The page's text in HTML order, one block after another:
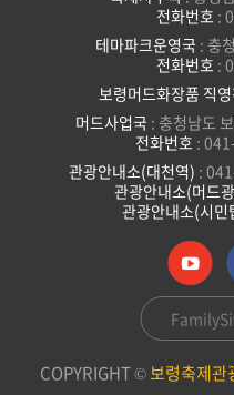
전화번호 :
테마파크운영국 : 충
전화번호 :
보령머드화장품 직
머드사업국 : 충청남도
전화번호 :
관광안내소(대천역) :
관광안내소(머드
관광안내소(시민
COPYRIGHT ©보령축제관